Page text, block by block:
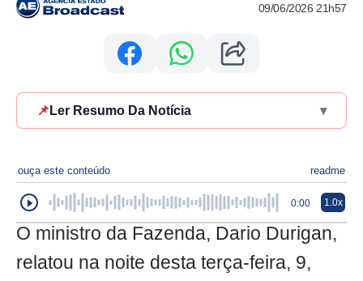
09/06/2026 21h57
📌 Ler Resumo Da Notícia ▾
ouça este conteúdo readme
0:00 1.0x
O ministro da Fazenda, Dario Durigan,
relatou na noite desta terça-feira, 9,